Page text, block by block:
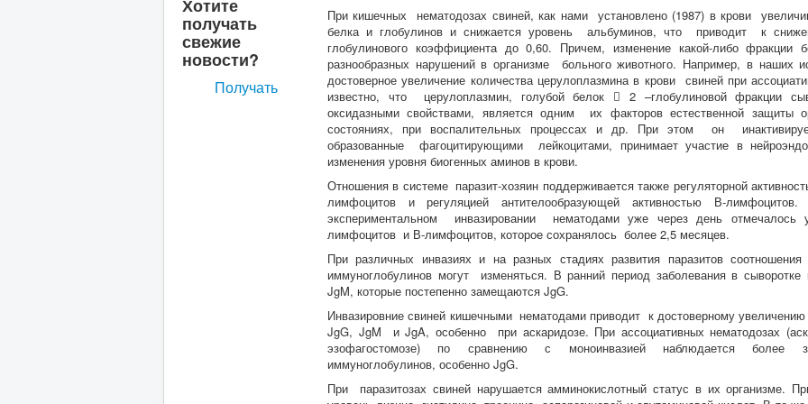
Хотите
получать
свежие
новости?
Получать
При кишечных нематодозах свиней, как нами установлено (1987) в крови
белка и глобулинов и снижается уровень альбуминов, что приводит к
глобулинового коэффициента до 0,60. Причем, изменение какой-либо
разнообразных нарушений в организме больного животного. Например, в наших
достоверное увеличение количества церулоплазмина в крови свиней при
известно, что церулоплазмин, голубой белок  2 –глобулиновой фракции
оксидазными свойствами, является одним их факторов естественной защиты
состояниях, при воспалительных процессах и др. При этом он
образованные фагоцитирующими лейкоцитами, принимает участие в
изменения уровня биогенных аминов в крови.
Отношения в системе паразит-хозяин поддерживается также регуляторной
лимфоцитов и регуляцией антителообразующей активностью В-
экспериментальном инвазировании нематодами уже через день отмечалось
лимфоцитов и В-лимфоцитов, которое сохранялось более 2,5 месяцев.
При различных инвазиях и на разных стадиях развития паразитов
иммуноглобулинов могут изменяться. В ранний период заболевания в сыворотке
JgM, которые постепенно замещаются JgG.
Инвазировние свиней кишечными нематодами приводит к достоверному
JgG, JgM и JgA, особенно при аскаридозе. При ассоциативных нематодозах
эзофагостомозе) по сравнению с моноинвазией наблюдается более
иммуноглобулинов, особенно JgG.
При паразитозах свиней нарушается амминокислотный статус в их организме.